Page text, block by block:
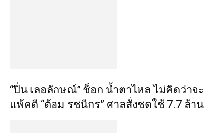
“ปิ่น เลอลักษณ์” ช็อก น้ำตาไหล ไม่คิดว่าจะ
แพ้คดี “ต้อม รชนีกร” ศาลสั่งชดใช้ 7.7 ล้าน